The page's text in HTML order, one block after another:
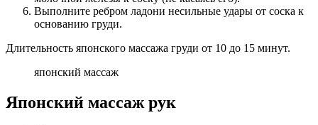
Выполните ребром ладони несильные удары от соска к
основанию груди.
Длительность японского массажа груди от 10 до 15 минут.
японский массаж
Японский массаж рук